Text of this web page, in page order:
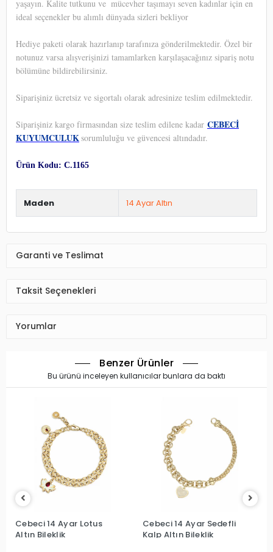
yaşayın. Kalite tutkunu ve mücevher taşımayı seven kadınlar için en
ideal seçenekler bu alımlı dünyada sizleri bekliyor
Hediye paketi olarak hazırlanıp tarafınıza gönderilmektedir. Özel bir
notunuz varsa alışverişinizi tamamlarken karşılaşacağınız sipariş notu
bölümüne bildirebilirsiniz.
Siparişiniz ücretsiz ve sigortalı olarak adresinize teslim edilmektedir.
Siparişiniz kargo firmasından size teslim edilene kadar CEBECİ
KUYUMCULUKsorumluluğu ve güvencesi altındadır.
Ürün Kodu: C.1165
Maden 14 Ayar Altın
Garanti ve Teslimat
Taksit Seçenekleri
Yorumlar
Benzer Ürünler
Bu ürünü inceleyen kullanıcılar bunlara da baktı
Cebeci 14 Ayar Lotus
Altın Bileklik
Cebeci 14 Ayar Sedefli
Kalp Altın Bileklik